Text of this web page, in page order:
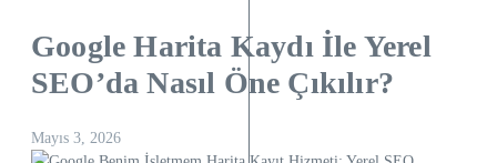
Google Harita Kaydı İle Yerel
SEO’da Nasıl Öne Çıkılır?
Mayıs 3, 2026